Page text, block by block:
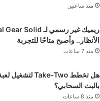
منذ ساعتين
الأنظار.. وأصبح متاحًا للتجربة
منذ 7 ساعات
بالبث السحابي؟
منذ 8 ساعات